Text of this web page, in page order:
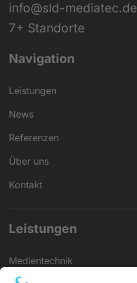
info@sld-mediatec.de
7+ Standorte
Navigation
Leistungen
News
Referenzen
Über uns
Kontakt
Leistungen
Medientechnik